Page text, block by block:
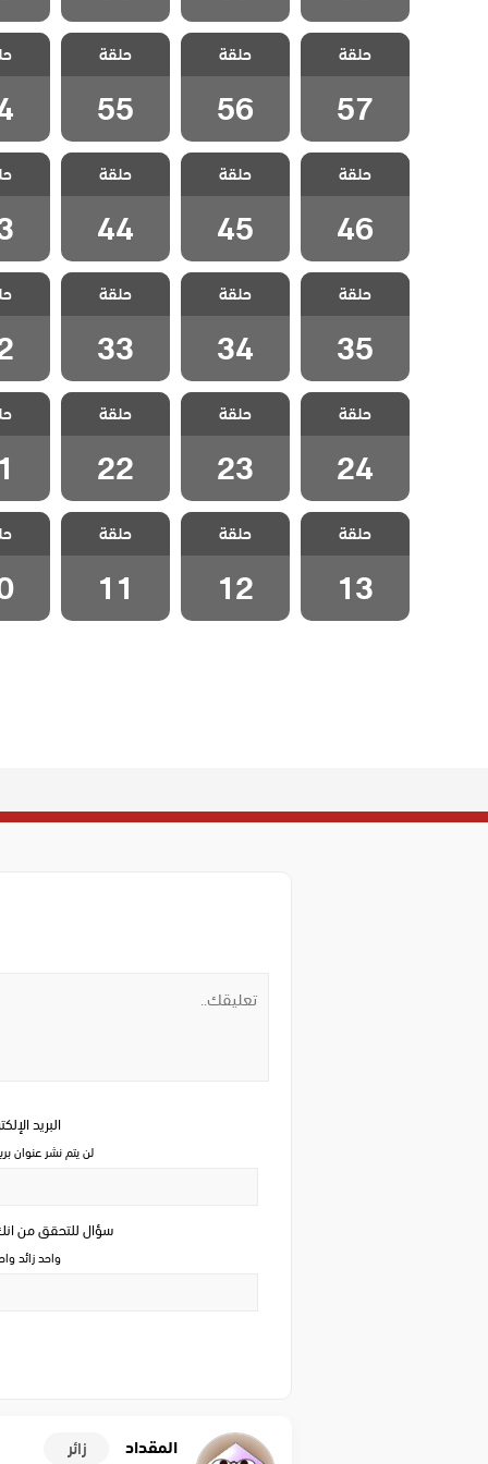
مسلسل هذا
العالم لا يسعني
الحلقة 57
حلقة
57
مسلسل هذا
العالم لا يسعني
الحلقة 56
حلقة
56
مسلسل هذا
العالم لا يسعني
الحلقة 55
حلقة
55
مسلسل هذا
العالم لا يسعني
الحلقة 46
حلقة
46
مسلسل هذا
العالم لا يسعني
الحلقة 45
حلقة
45
مسلسل هذا
العالم لا يسعني
الحلقة 44
حلقة
44
مسلسل هذا
العالم لا يسعني
الحلقة 35
حلقة
35
مسلسل هذا
العالم لا يسعني
الحلقة 34
حلقة
34
مسلسل هذا
العالم لا يسعني
الحلقة 33
حلقة
33
مسلسل هذا
العالم لا يسعني
الحلقة 24
حلقة
24
مسلسل هذا
العالم لا يسعني
الحلقة 23
حلقة
23
مسلسل هذا
العالم لا يسعني
الحلقة 22
حلقة
22
مسلسل هذا
العالم لا يسعني
الحلقة 13
حلقة
13
مسلسل هذا
العالم لا يسعني
الحلقة 12
حلقة
12
مسلسل هذا
العالم لا يسعني
الحلقة 11
حلقة
11
سؤال للتحقق من
واحد زائد
البريد
لن يتم نشر عنوان
المقداد زائر